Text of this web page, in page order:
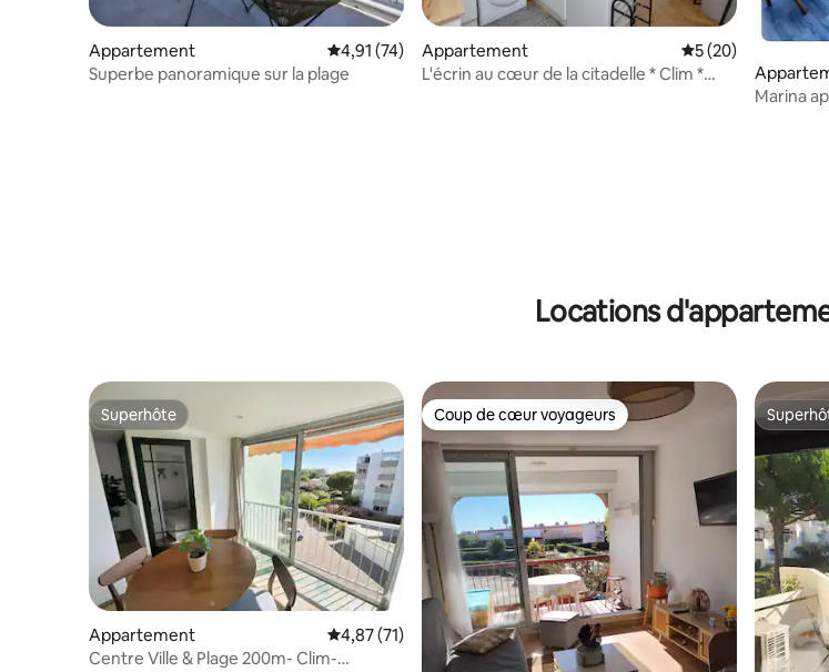
Appartement Évaluation moyenne sur la base de 74 commentaires : 4,91 sur 5
4,91 (74)
Superbe panoramique sur la plage
Appartement Évaluation
5 (20)
L'écrin au cœur de la citadelle * Clim *
Marina
Locations
Superhôte
Superhôte
Appartement Évaluation moyenne sur la base de 71 commentaires : 4,87 sur 5
4,87 (71)
Centre Ville & Plage 200m- Clim-
Coup de cœur voyageurs
Coup de cœur voyageurs